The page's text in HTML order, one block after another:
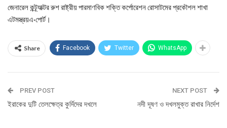
জেনারেল কন্ট্র্যাক্টর রুশ রাষ্ট্রীয় পারমাণবিক শক্তি কর্পোরেশন রোসাটমের প্রকৌশল শাখা
এটমস্ত্রয়এ·পোর্ট।
Share Facebook Twitter WhatsApp
PREV POST
ইরাকের দুটি তেলক্ষেত্র কুর্দিদের দখলে
NEXT POST
নদী দূষণ ও দখলমুক্ত রাখার নির্দেশ